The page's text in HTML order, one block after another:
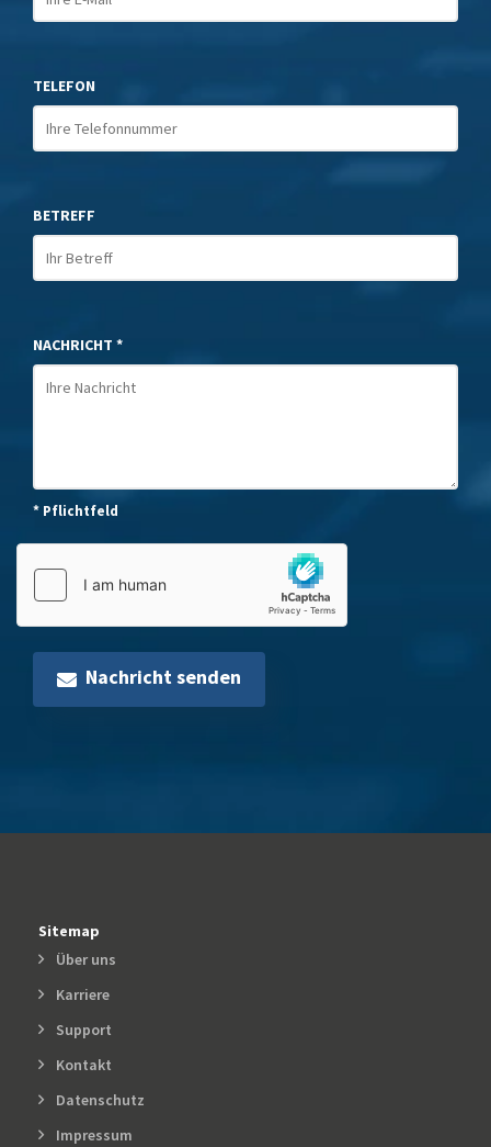
TELEFON
BETREFF
NACHRICHT *
* Pflichtfeld
Nachricht senden
Sitemap
Über uns
Karriere
Support
Kontakt
Datenschutz
Impressum